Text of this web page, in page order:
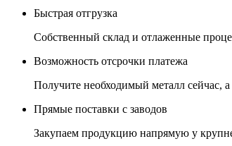
Быстрая отгрузка
Собственный склад и отлаженные
Возможность отсрочки платежа
Получите необходимый металл сейчас, а
Прямые поставки с заводов
Закупаем продукцию напрямую у